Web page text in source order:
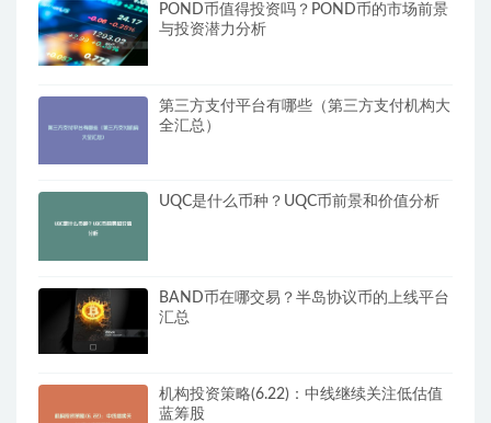
POND币值得投资吗？POND币的市场前景
与投资潜力分析
第三方支付平台有哪些（第三方支付机构大
全汇总）
UQC是什么币种？UQC币前景和价值分析
BAND币在哪交易？半岛协议币的上线平台
汇总
机构投资策略(6.22)：中线继续关注低估值
蓝筹股